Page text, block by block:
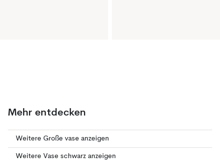
Mehr entdecken
Weitere Große vase anzeigen
Weitere Vase schwarz anzeigen